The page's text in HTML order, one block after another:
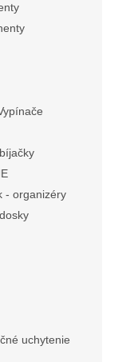
- organizéry
uchytenie